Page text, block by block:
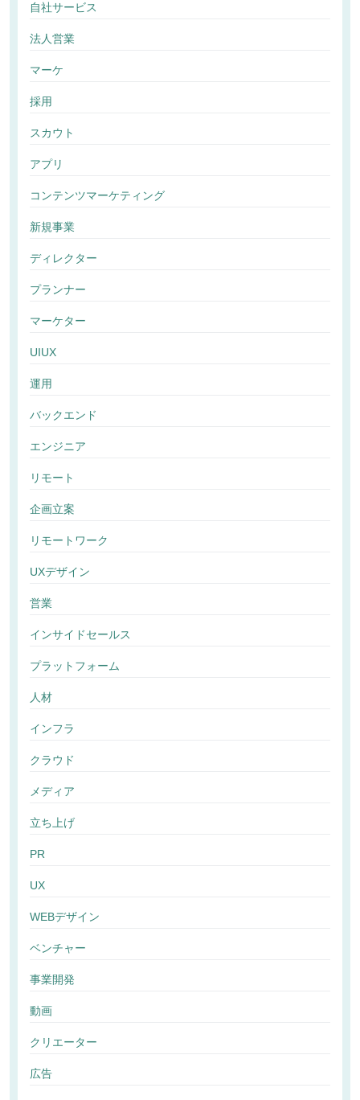
自社サービス
法人営業
マーケ
採用
スカウト
アプリ
コンテンツマーケティング
新規事業
ディレクター
プランナー
マーケター
UIUX
運用
バックエンド
エンジニア
リモート
企画立案
リモートワーク
UXデザイン
営業
インサイドセールス
プラットフォーム
人材
インフラ
クラウド
メディア
立ち上げ
PR
UX
WEBデザイン
ベンチャー
事業開発
動画
クリエーター
広告